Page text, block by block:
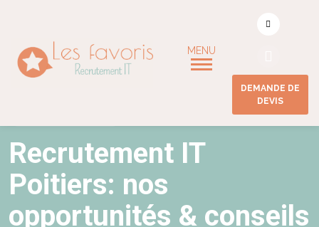
DEMANDE DE
DEVIS
Recrutement IT
Poitiers: nos
opportunités & conseils